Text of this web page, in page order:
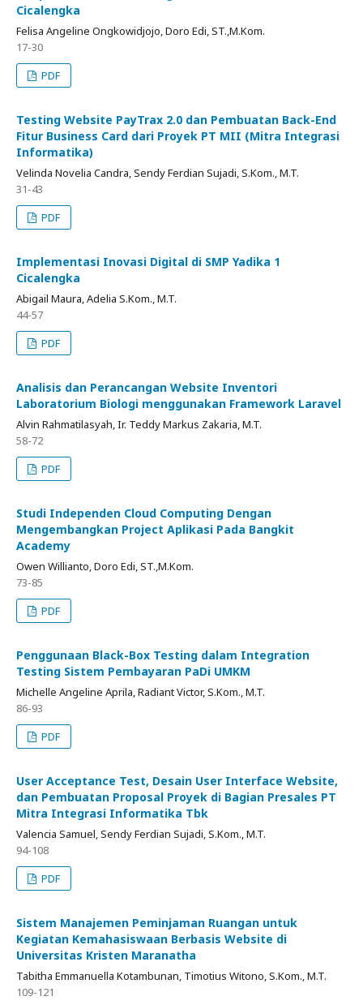
Cicalengka
Felisa Angeline Ongkowidjojo, Doro Edi, ST.,M.Kom.
17-30
PDF
Testing Website PayTrax 2.0 dan Pembuatan Back-End
Fitur Business Card dari Proyek PT MII (Mitra Integrasi
Informatika)
Velinda Novelia Candra, Sendy Ferdian Sujadi, S.Kom., M.T.
31-43
PDF
Implementasi Inovasi Digital di SMP Yadika 1
Cicalengka
Abigail Maura, Adelia S.Kom., M.T.
44-57
PDF
Analisis dan Perancangan Website Inventori
Laboratorium Biologi menggunakan Framework Laravel
Alvin Rahmatilasyah, Ir. Teddy Markus Zakaria, M.T.
58-72
PDF
Studi Independen Cloud Computing Dengan
Mengembangkan Project Aplikasi Pada Bangkit
Academy
Owen Willianto, Doro Edi, ST.,M.Kom.
73-85
PDF
Penggunaan Black-Box Testing dalam Integration
Testing Sistem Pembayaran PaDi UMKM
Michelle Angeline Aprila, Radiant Victor, S.Kom., M.T.
86-93
PDF
User Acceptance Test, Desain User Interface Website,
dan Pembuatan Proposal Proyek di Bagian Presales PT
Mitra Integrasi Informatika Tbk
Valencia Samuel, Sendy Ferdian Sujadi, S.Kom., M.T.
94-108
PDF
Sistem Manajemen Peminjaman Ruangan untuk
Kegiatan Kemahasiswaan Berbasis Website di
Universitas Kristen Maranatha
Tabitha Emmanuella Kotambunan, Timotius Witono, S.Kom., M.T.
109-121